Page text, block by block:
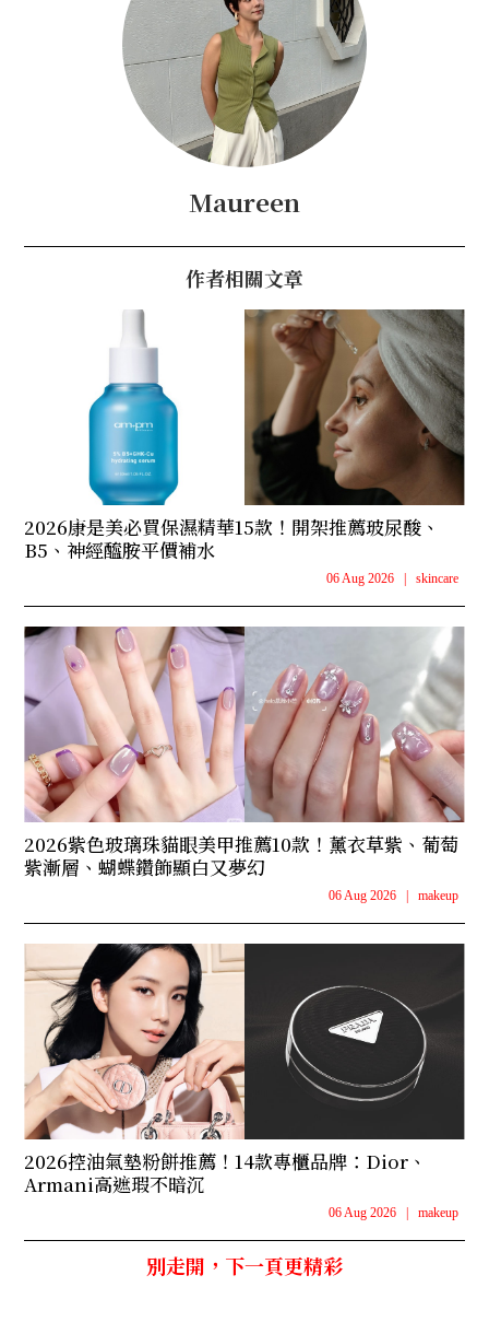
Maureen
作者相關文章
2026康是美必買保濕精華15款！開架推薦玻尿酸、
B5、神經醯胺平價補水
06 Aug 2026 skincare
2026紫色玻璃珠貓眼美甲推薦10款！薰衣草紫、葡萄
紫漸層、蝴蝶鑽飾顯白又夢幻
06 Aug 2026 makeup
2026控油氣墊粉餅推薦！14款專櫃品牌：Dior、
Armani高遮瑕不暗沉
06 Aug 2026 makeup
別走開，下一頁更精彩